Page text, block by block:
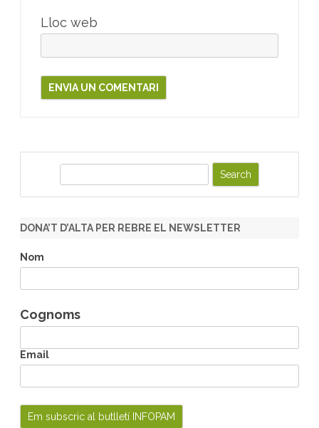
Lloc web
r
h
DONA’T D’ALTA PER REBRE EL NEWSLETTER
Nom
Cognoms
Email